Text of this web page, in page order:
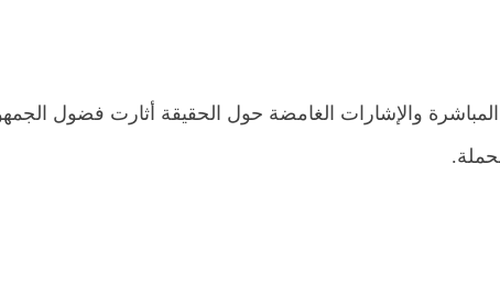
والإشارات الغامضة حول الحقيقة أثارت فضول